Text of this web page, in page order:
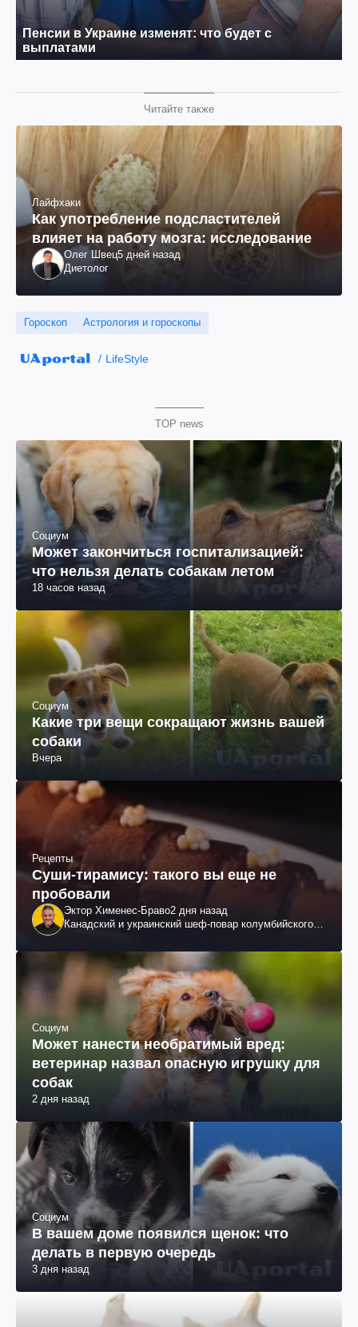
Читайте также
Лайфхаки
Как употребление подсластителей
влияет на работу мозга: исследование
Олег Швец5 дней назад
Диетолог
Гороскоп Астрология и гороскопы
LifeStyle
TOP news
Социум
Может закончиться госпитализацией:
что нельзя делать собакам летом
18 часов назад
Социум
Какие три вещи сокращают жизнь вашей
собаки
Вчера
Рецепты
Суши-тирамису: такого вы еще не
пробовали
Эктор Хименес-Браво2 дня назад
Канадский и украинский шеф-повар колумбийского
Социум
Может нанести необратимый вред:
ветеринар назвал опасную игрушку для
собак
2 дня назад
Социум
В вашем доме появился щенок: что
делать в первую очередь
3 дня назад